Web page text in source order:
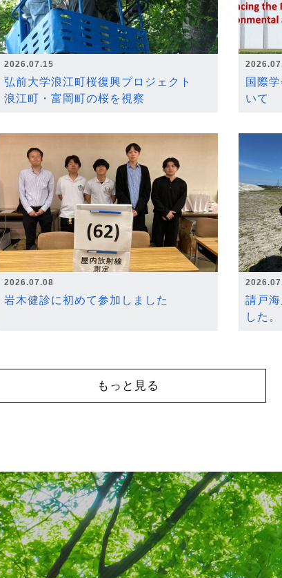
2026.07.15
弘前大学浪江町桜復興プロジェクト
浪江町・富岡町の桜を視察
国際
いて
2026.07.08
岩木健診に初めて参加しました
請戸
した。
もっと見る